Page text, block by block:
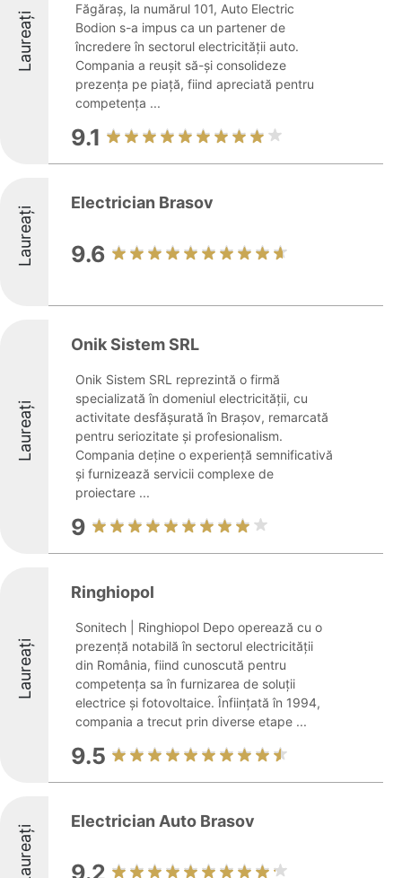
Laureați
Făgăraș, la numărul 101, Auto Electric
Bodion s-a impus ca un partener de
încredere în sectorul electricității auto.
Compania a reușit să-și consolideze
prezența pe piață, fiind apreciată pentru
competența ...
9.1
Laureați
Electrician Brasov
9.6
Laureați
Onik Sistem SRL
Onik Sistem SRL reprezintă o firmă
specializată în domeniul electricității, cu
activitate desfășurată în Brașov, remarcată
pentru seriozitate și profesionalism.
Compania deține o experiență semnificativă
și furnizează servicii complexe de
proiectare ...
9
Laureați
Ringhiopol
Sonitech | Ringhiopol Depo operează cu o
prezență notabilă în sectorul electricității
din România, fiind cunoscută pentru
competența sa în furnizarea de soluții
electrice și fotovoltaice. Înființată în 1994,
compania a trecut prin diverse etape ...
9.5
Laureați
Electrician Auto Brasov
9.2